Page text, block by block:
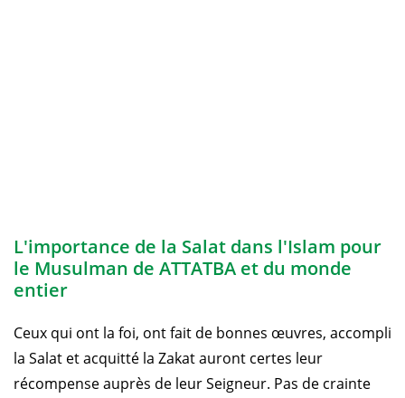
L'importance de la Salat dans l'Islam pour
le Musulman de ATTATBA et du monde
entier
Ceux qui ont la foi, ont fait de bonnes œuvres, accompli
la Salat et acquitté la Zakat auront certes leur
récompense auprès de leur Seigneur. Pas de crainte